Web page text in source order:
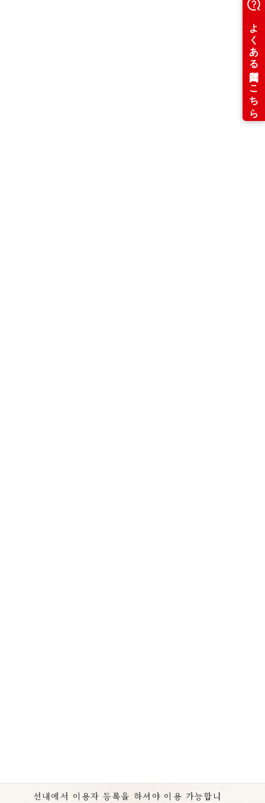
선내에서 이용자 등록을 하셔야 이용 가능합니